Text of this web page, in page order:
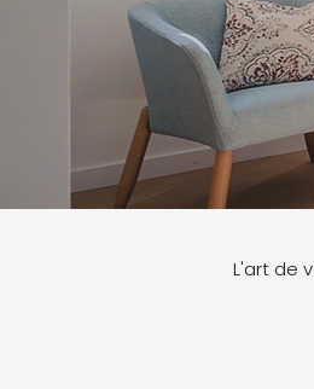
L'art de